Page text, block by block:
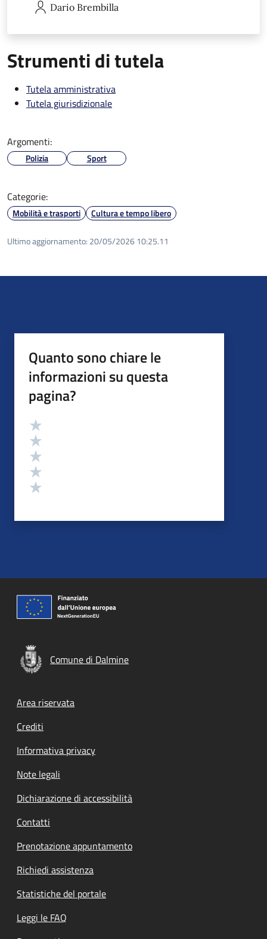
Dario Brembilla
Strumenti di tutela
Tutela amministrativa
Tutela giurisdizionale
Argomenti:
Polizia Sport
Categorie:
Mobilità e trasporti Cultura e tempo libero
Ultimo aggiornamento: 20/05/2026 10:25.11
Quanto sono chiare le
informazioni su questa
pagina?
Valutazione
Comune di Dalmine
Footer menu
Area riservata
Crediti
Informativa privacy
Note legali
Dichiarazione di accessibilità
Contatti
Prenotazione appuntamento
Richiedi assistenza
Statistiche del portale
Leggi le FAQ